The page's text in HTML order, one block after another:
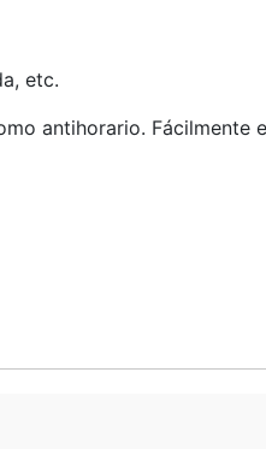
etc.
antihorario. Fácilmente